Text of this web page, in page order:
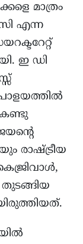
മാത്രം
എന്ന
ഇ ഡി
രാഷ്ട്രീയ
തുടങ്ങിയ